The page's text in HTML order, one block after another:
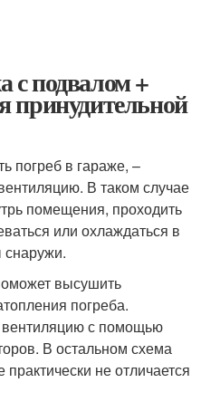
с подвалом +
принудительной
погреб в гараже, –
В таком случае
помещения, проходить
или охлаждаться в
снаружи.
высушить
погреба.
вентиляцию с помощью
В остальном схема
не отличается